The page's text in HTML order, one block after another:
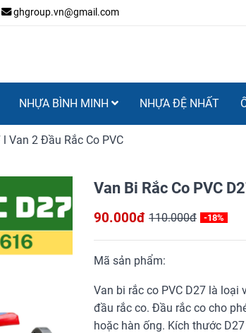
ghgroup.vn@gmail.com
NHỰA BÌNH MINH NHỰA ĐỆ NHẤT
Van 2 Đầu Rắc Co PVC
Van Bi Rắc Co PVC
90.000đ 110.000đ -18%
Mã sản phẩm:
Van bi rắc co PVC D27 là
đầu rắc co. Đầu rắc co cho
hoặc hàn ống. Kích thước